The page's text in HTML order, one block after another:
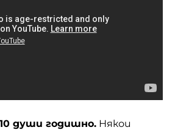
души годишно. Някои